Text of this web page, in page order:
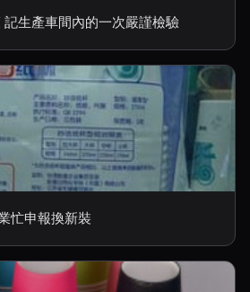
生產車間內的一次嚴謹檢驗
忙申報換新裝